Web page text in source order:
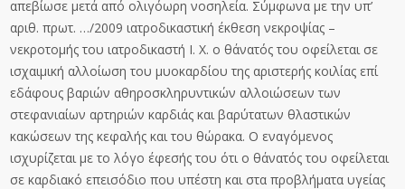
απεβίωσε μετά από ολιγόωρη νοσηλεία. Σύμφωνα με την υπ’
αριθ. πρωτ. …/2009 ιατροδικαστική έκθεση νεκροψίας –
νεκροτομής του ιατροδικαστή Ι. Χ. ο θάνατός του οφείλεται σε
ισχαιμική αλλοίωση του μυοκαρδίου της αριστερής κοιλίας επί
εδάφους βαριών αθηροσκληρυντικών αλλοιώσεων των
στεφανιαίων αρτηριών καρδιάς και βαρύτατων θλαστικών
κακώσεων της κεφαλής και του θώρακα. Ο εναγόμενος
ισχυρίζεται με το λόγο έφεσής του ότι ο θάνατός του οφείλεται
σε καρδιακό επεισόδιο που υπέστη και στα προβλήματα υγείας